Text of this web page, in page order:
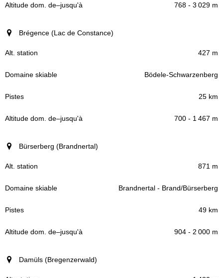
768 - 3 029 m
Brégence (Lac de Constance)
427 m
Bödele-Schwarzenberg
25 km
700 - 1 467 m
Bürserberg (Brandnertal)
871 m
Brandnertal - Brand/Bürserberg
49 km
904 - 2 000 m
Damüls (Bregenzerwald)